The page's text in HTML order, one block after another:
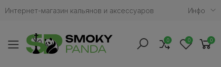
Интернет-магазин кальянов и аксессуаров Инфо
Toggle mobile menu
0 0 0